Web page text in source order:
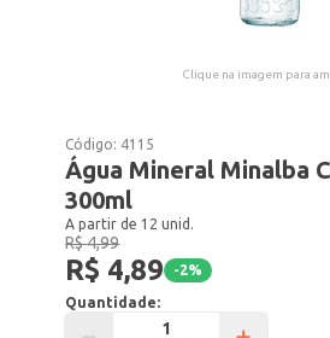
Clique na imagem para
Código: 4115
Água Mineral Minalba
300ml
A partir de 12 unid.
R$ 4,99
R$ 4,89 -2%
Quantidade: